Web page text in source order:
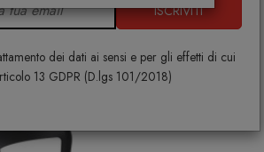
ISCRIVITI
dei dati ai sensi e per gli effetti di cui
13 GDPR (D.lgs 101/2018)